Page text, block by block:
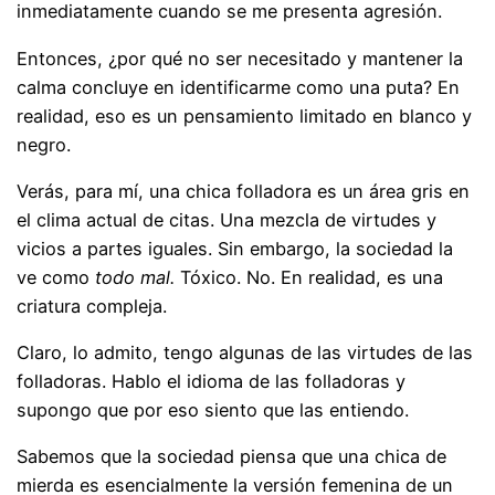
inmediatamente cuando se me presenta agresión.
Entonces, ¿por qué no ser necesitado y mantener la
calma concluye en identificarme como una puta? En
realidad, eso es un pensamiento limitado en blanco y
negro.
Verás, para mí, una chica folladora es un área gris en
el clima actual de citas. Una mezcla de virtudes y
vicios a partes iguales. Sin embargo, la sociedad la
ve como todo mal. Tóxico. No. En realidad, es una
criatura compleja.
Claro, lo admito, tengo algunas de las virtudes de las
folladoras. Hablo el idioma de las folladoras y
supongo que por eso siento que las entiendo.
Sabemos que la sociedad piensa que una chica de
mierda es esencialmente la versión femenina de un